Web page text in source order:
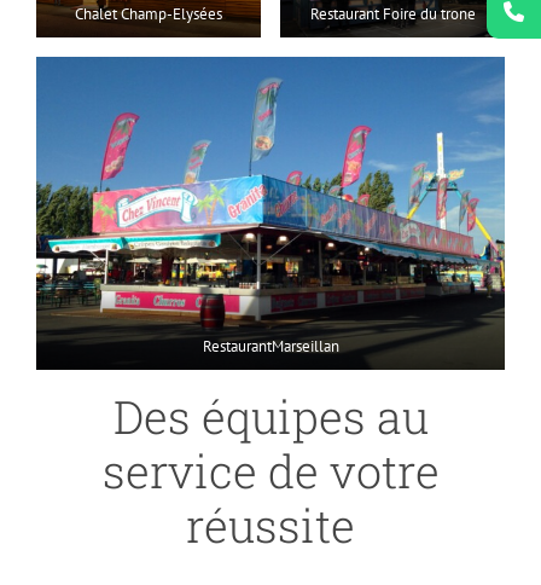
Chalet Champ-Elysées Restaurant Foire du trone
RestaurantMarseillan
Des équipes au
service de votre
réussite